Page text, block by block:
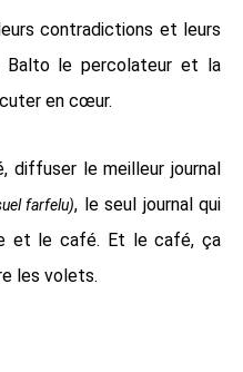
contradictions et leurs
Balto le percolateur et la
en cœur.
diffuser le meilleur journal
farfelu), le seul journal qui
et le café. Et le café, ça
les volets.